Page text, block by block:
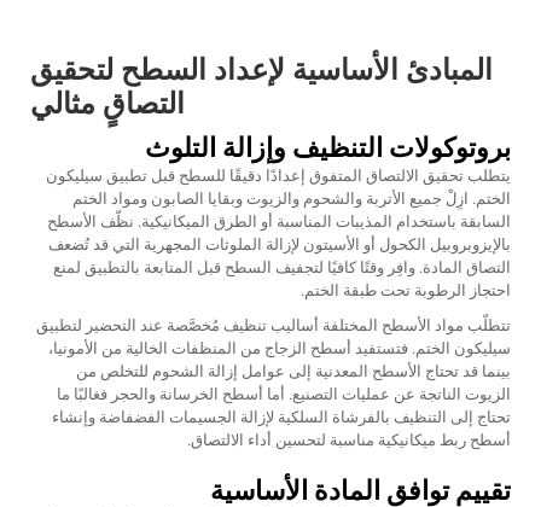
المبادئ الأساسية لإعداد السطح لتحقيق
التصاقٍ مثالي
بروتوكولات التنظيف وإزالة التلوث
يتطلب تحقيق الالتصاق المتفوق إعدادًا دقيقًا للسطح قبل تطبيق سيليكون
الختم. ازِلْ جميع الأتربة والشحوم والزيوت وبقايا الصابون ومواد الختم
السابقة باستخدام المذيبات المناسبة أو الطرق الميكانيكية. نظّف الأسطح
بالإيزوبروبيل الكحول أو الأسيتون لإزالة الملوثات المجهرية التي قد تُضعف
التصاق المادة. وافِر وقتًا كافيًا لتجفيف السطح قبل المتابعة بالتطبيق لمنع
احتجاز الرطوبة تحت طبقة الختم.
تتطلّب مواد الأسطح المختلفة أساليب تنظيف مُخصَّصة عند التحضير لتطبيق
سيليكون الختم. فتستفيد أسطح الزجاج من المنظفات الخالية من الأمونيا،
بينما قد تحتاج الأسطح المعدنية إلى عوامل إزالة الشحوم للتخلص من
الزيوت الناتجة عن عمليات التصنيع. أما أسطح الخرسانة والحجر فغالبًا ما
تحتاج إلى التنظيف بالفرشاة السلكية لإزالة الجسيمات الفضفاضة وإنشاء
أسطح ربط ميكانيكية مناسبة لتحسين أداء الالتصاق.
تقييم توافق المادة الأساسية